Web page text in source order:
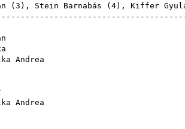
( 3 ), Stein Barnabás ( 4), Kiffer
Andrea
Andrea